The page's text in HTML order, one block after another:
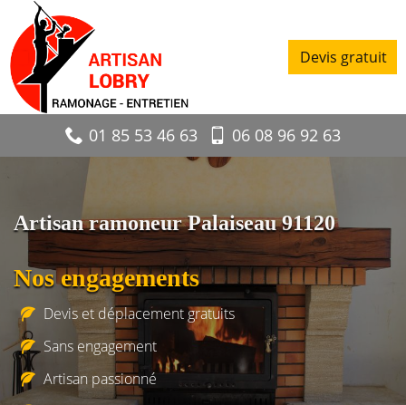
Devis gratuit
01 85 53 46 63 06 08 96 92 63
Artisan ramoneur Palaiseau 91120
Nos engagements
Devis et déplacement gratuits
Sans engagement
Artisan passionné